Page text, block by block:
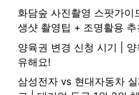
화담숲 사진촬영 스팟가
생샷 촬영팁 + 조명활용 추
양육권 변경 신청 시기 |
유해요!
삼성전자 vs 현대자동차